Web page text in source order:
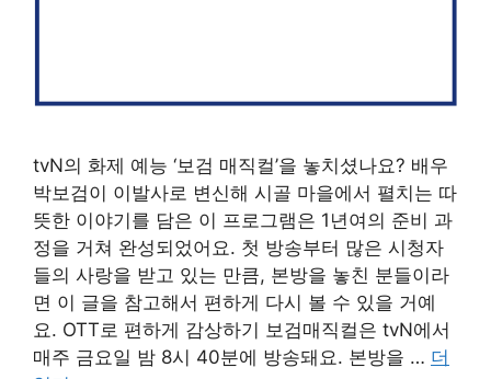
tvN의 화제 예능 ‘보검 매직컬’을 놓치셨나요? 배우
박보검이 이발사로 변신해 시골 마을에서 펼치는 따
뜻한 이야기를 담은 이 프로그램은 1년여의 준비 과
정을 거쳐 완성되었어요. 첫 방송부터 많은 시청자
들의 사랑을 받고 있는 만큼, 본방을 놓친 분들이라
면 이 글을 참고해서 편하게 다시 볼 수 있을 거예
요. OTT로 편하게 감상하기 보검매직컬은 tvN에서
매주 금요일 밤 8시 40분에 방송돼요. 본방을 … 더